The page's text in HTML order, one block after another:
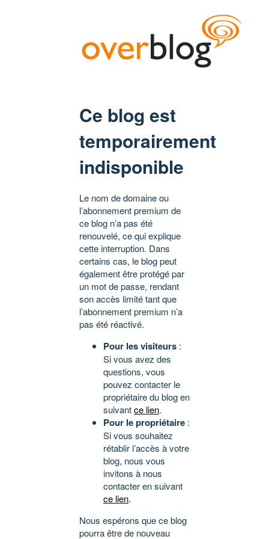
Ce blog est
temporairement
indisponible
Le nom de domaine ou
l’abonnement premium de
ce blog n’a pas été
renouvelé, ce qui explique
cette interruption. Dans
certains cas, le blog peut
également être protégé par
un mot de passe, rendant
son accès limité tant que
l’abonnement premium n’a
pas été réactivé.
Pour les visiteurs :
Si vous avez des
questions, vous
pouvez contacter le
propriétaire du blog en
suivantce lien.
Pour le propriétaire :
Si vous souhaitez
rétablir l’accès à votre
blog, nous vous
invitons à nous
contacter en suivant
ce lien.
Nous espérons que ce blog
pourra être de nouveau